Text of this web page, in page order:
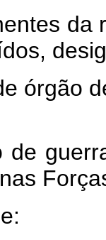
da
órgão
de